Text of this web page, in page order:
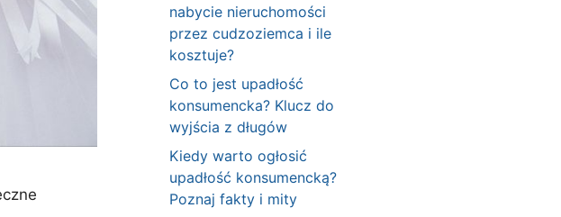
nabycie nieruchomości
przez cudzoziemca i ile
kosztuje?
Co to jest upadłość
konsumencka? Klucz do
wyjścia z długów
Kiedy warto ogłosić
upadłość konsumencką?
Poznaj fakty i mity